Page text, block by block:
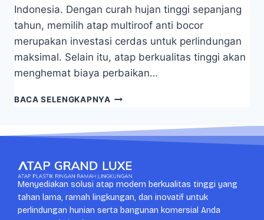
Indonesia. Dengan curah hujan tinggi sepanjang
tahun, memilih atap multiroof anti bocor
merupakan investasi cerdas untuk perlindungan
maksimal. Selain itu, atap berkualitas tinggi akan
menghemat biaya perbaikan…
BACA SELENGKAPNYA
Menyediakan solusi atap modern berkualitas tinggi yang
tahan lama, ramah lingkungan, dan inovatif untuk
perlindungan hunian serta bangunan komersial Anda